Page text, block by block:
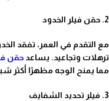
2. حقن فيلر الخدود
مع التقدم في العمر، تفقد
ترهلات وتجاعيد. يساعد حقن
مما يمنح الوجه مظهرًا أكثر
3. فيلر تحديد الشفايف